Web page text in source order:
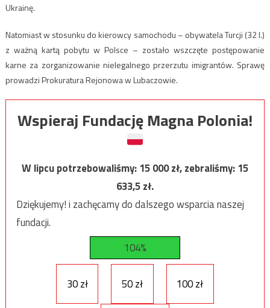
Ukrainę.
Natomiast w stosunku do kierowcy samochodu – obywatela Turcji (32 l.)
z ważną kartą pobytu w Polsce – zostało wszczęte postępowanie
karne za zorganizowanie nielegalnego przerzutu imigrantów. Sprawę
prowadzi Prokuratura Rejonowa w Lubaczowie.
Wspieraj Fundację Magna Polonia!
W lipcu potrzebowaliśmy:15 000zł, zebraliśmy:15
633,5zł.
Dziękujemy! i zachęcamy do dalszego wsparcia naszej
fundacji.
104%
30 zł 50 zł 100 zł